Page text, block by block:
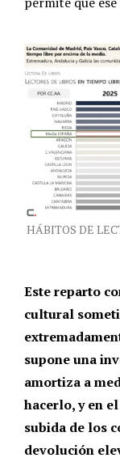
HÁBITOS DE
Este reparto
cultural
supone una
amortiza a
hacerlo, y en
subida de los
devolución